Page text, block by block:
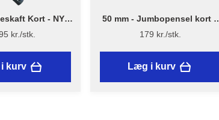
Kort - NYT
- Flügger
kr./stk.
kurv
50 mm - Jumbopensel kort –
Flügger Excellence Series
179 kr./stk.
Læg i kurv